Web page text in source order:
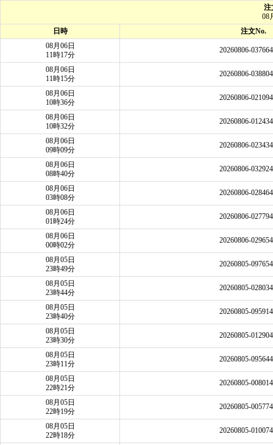
注
08
日時
注文No.
08月06日
11時17分
20260806-
08月06日
11時15分
20260806-
08月06日
10時36分
20260806-
08月06日
10時32分
20260806-
08月06日
09時09分
20260806-
08月06日
08時40分
20260806-
08月06日
03時08分
20260806-
08月06日
01時24分
20260806-
08月06日
00時02分
20260806-
08月05日
23時49分
20260805-
08月05日
23時44分
20260805-
08月05日
23時40分
20260805-
08月05日
23時30分
20260805-
08月05日
23時11分
20260805-
08月05日
22時21分
20260805-
08月05日
22時19分
20260805-
08月05日
22時18分
20260805-